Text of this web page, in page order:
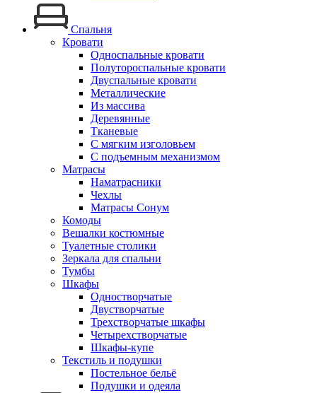
Спальня
Кровати
Односпальные кровати
Полутороспальные кровати
Двуспальные кровати
Металлические
Из массива
Деревянные
Тканевые
С мягким изголовьем
С подъемным механизмом
Матрасы
Наматрасники
Чехлы
Матрасы Сонум
Комоды
Вешалки костюмные
Туалетные столики
Зеркала для спальни
Тумбы
Шкафы
Одностворчатые
Двустворчатые
Трехстворчатые шкафы
Четырехстворчатые
Шкафы-купе
Текстиль и подушки
Постельное бельё
Подушки и одеяла